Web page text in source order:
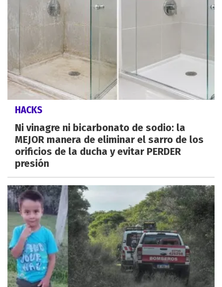
HACKS
Ni vinagre ni bicarbonato de sodio: la
MEJOR manera de eliminar el sarro de los
orificios de la ducha y evitar PERDER
presión